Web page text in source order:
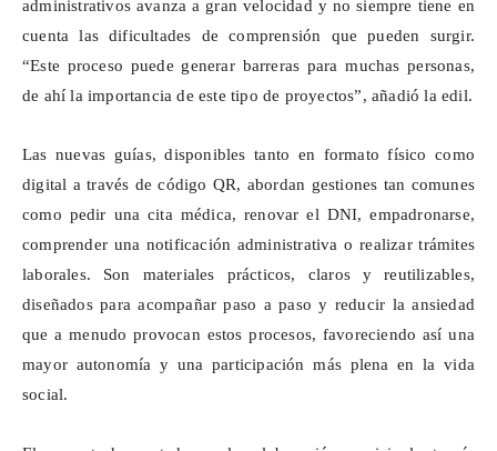
administrativos avanza a gran velocidad y no siempre tiene en
cuenta las dificultades de comprensión que pueden surgir.
“Este proceso puede generar barreras para muchas personas,
de ahí la importancia de este tipo de proyectos”, añadió la edil.
Las nuevas guías, disponibles tanto en formato físico como
digital a través de código QR, abordan gestiones tan comunes
como pedir una cita médica, renovar el DNI, empadronarse,
comprender una notificación administrativa o realizar trámites
laborales. Son materiales prácticos, claros y reutilizables,
diseñados para acompañar paso a paso y reducir la ansiedad
que a menudo provocan estos procesos, favoreciendo así una
mayor autonomía y una participación más plena en la vida
social.